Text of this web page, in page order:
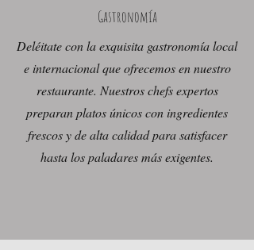
Gastronomía
Deléitate con la exquisita gastronomía local
e internacional que ofrecemos en nuestro
restaurante. Nuestros chefs expertos
preparan platos únicos con ingredientes
frescos y de alta calidad para satisfacer
hasta los paladares más exigentes.